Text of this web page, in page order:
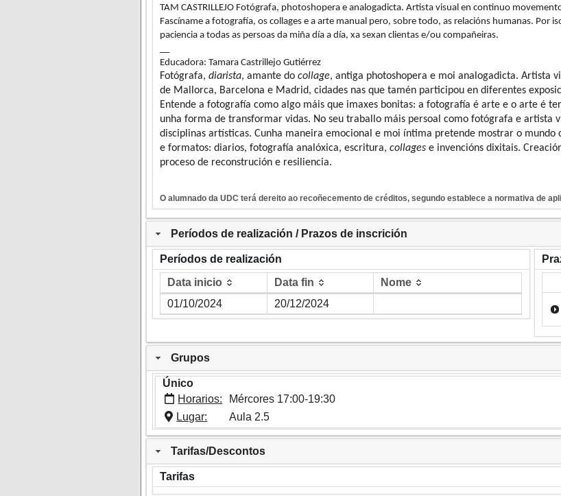
TAM CASTRILLEJO Fotógrafa, photoshopera e analogadicta. Artista visual en continuo
Fascíname a fotografía, os collages e a arte manual pero, sobre todo, as relacións humanas.
paciencia a todas as persoas da miña día a día, xa sexan clientas e/ou compañeiras.
Educadora: Tamara Castrillejo Gutiérrez
Fotógrafa,diarista, amante docollage, antiga photoshopera e moi analogadicta. Artista
de Mallorca, Barcelona e Madrid, cidades nas que tamén participou en diferentes
Entende a fotografía como algo máis que imaxes bonitas: a fotografía é arte e o arte é
unha forma de transformar vidas. No seu traballo máis persoal como fotógrafa e
disciplinas artísticas. Cunha maneira emocional e moi íntima pretende mostrar o
e formatos: diarios, fotografía analóxica, escritura,collagese invencións dixitais.
proceso de reconstrución e resiliencia.
O alumnado da UDC terá dereito ao recoñecemento de créditos, segundo establece a normativa de
Períodos de realización / Prazos de inscrición
Períodos de realización
Data inicio
Data fin
Nome
Data inicio
Data fin
01/10/2024 20/12/2024
Grupos
Único
Horarios:
Mércores 17:00-19:30
Lugar:
Aula 2.5
Tarifas/Descontos
Tarifas